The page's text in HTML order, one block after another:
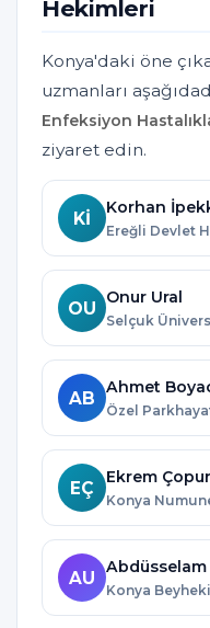
Hekimleri
Konya'daki öne
uzmanları
Enfeksiyon
ziyaret edin.
Kİ
Korhan
Ereğli Devlet
OU
Onur Ural
Selçuk
AB
Ahmet
Özel
EÇ
Ekrem Çopur
Konya
AU
Abdüsselam